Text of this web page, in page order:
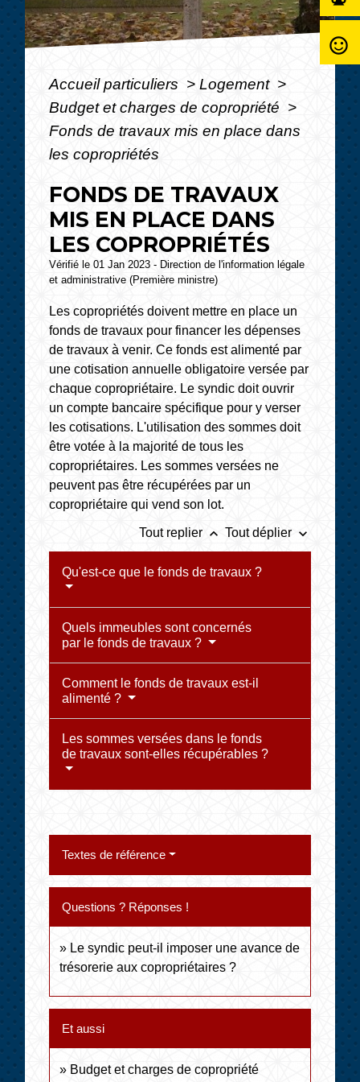
Accueil particuliers > Logement >
Budget et charges de copropriété >
Fonds de travaux mis en place dans
les copropriétés
FONDS DE TRAVAUX
MIS EN PLACE DANS
LES COPROPRIÉTÉS
Vérifié le 01 Jan 2023 - Direction de l'information légale
et administrative (Première ministre)
Les copropriétés doivent mettre en place un
fonds de travaux pour financer les dépenses
de travaux à venir. Ce fonds est alimenté par
une cotisation annuelle obligatoire versée par
chaque copropriétaire. Le syndic doit ouvrir
un compte bancaire spécifique pour y verser
les cotisations. L'utilisation des sommes doit
être votée à la majorité de tous les
copropriétaires. Les sommes versées ne
peuvent pas être récupérées par un
copropriétaire qui vend son lot.
Tout replier keyboard_arrow_up Tout déplier keyboard_arrow_down
Qu'est-ce que le fonds de travaux ?
Quels immeubles sont concernés
par le fonds de travaux ?
Comment le fonds de travaux est-il
alimenté ?
Les sommes versées dans le fonds
de travaux sont-elles récupérables ?
Textes de référence
Questions ? Réponses !
Le syndic peut-il imposer une avance de
trésorerie aux copropriétaires ?
Et aussi
Budget et charges de copropriété
sentiment_satisfied_alt